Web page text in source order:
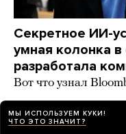
Секретное ИИ-
умная колонка
разработала
Вот что узнал
МЫ ИСПОЛЬЗУЕМ КУКИ!
ЧТО ЭТО ЗНАЧИТ?